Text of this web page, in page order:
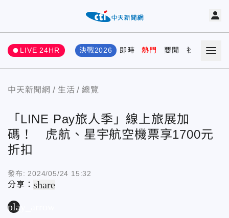
LIVE 24HR 決戰2026 即時 熱門 要聞 社會 娛樂
中天新聞網 生活 總覽
「LINE Pay旅人季」線上旅展加
碼！ 虎航、星宇航空機票享1700元
折扣
發布: 2024/05/24 15:32
分享：share
play_arrow